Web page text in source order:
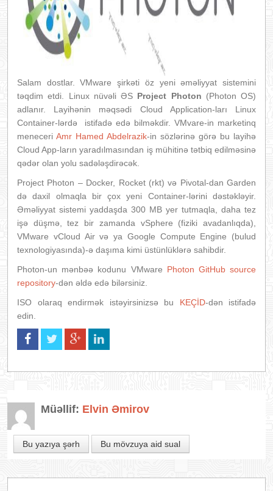
Salam dostlar. VMware şirkəti öz yeni əməliyyat sistemini
təqdim etdi. Linux nüvəli ƏS Project Photon (Photon OS)
adlanır. Layihənin məqsədi Cloud Application-ları Linux
Container-lərdə istifadə edə bilməkdir. VMvare-in marketinq
meneceri Amr Hamed Abdelrazik-in sözlərinə görə bu layihə
Cloud App-ların yaradılmasından iş mühitinə tətbiq edilməsinə
qədər olan yolu sadələşdirəcək.
Project Photon – Docker, Rocket (rkt) və Pivotal-dan Garden
də daxil olmaqla bir çox yeni Container-lərini dəstəkləyir.
Əməliyyat sistemi yaddaşda 300 MB yer tutmaqla, daha tez
işə düşmə, tez bir zamanda vSphere (fiziki avadanlıqda),
VMware vCloud Air və ya Google Compute Engine (bulud
texnologiyasında)-ə daşıma kimi üstünlüklərə sahibdir.
Photon-un mənbəə kodunu VMware Photon GitHub source
repository-dən əldə edə bilərsiniz.
ISO olaraq endirmək istəyirsinizsə bu KEÇİD-dən istifadə
edin.
Müəllif: Elvin Əmirov
Bu yazıya şərh Bu mövzuya aid sual